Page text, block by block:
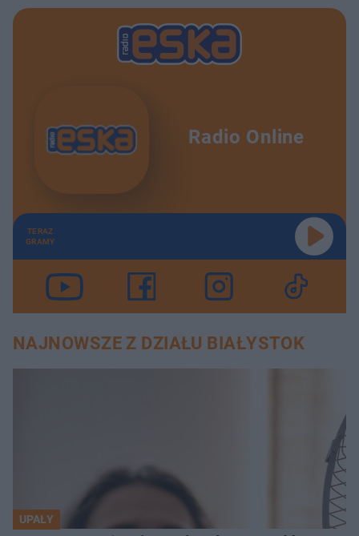
Radio Online
TERAZ
GRAMY
NAJNOWSZE Z DZIAŁU BIAŁYSTOK
UPAŁY